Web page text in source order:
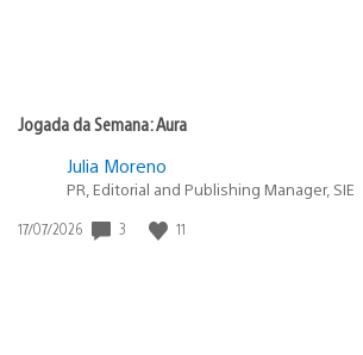
Jogada da Semana: Aura
Julia Moreno
PR, Editorial and Publishing Manager, SIE
Data
17/07/2026 3 11